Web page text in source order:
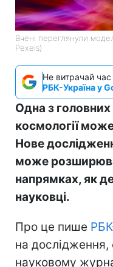
Вчені переглянули
Pexels)
Не витрачай
РБК-Україна у
Одна з головних
космології
Нове
може
напрямках, як
науковці.
Про це пише
на дослідження,
науковому